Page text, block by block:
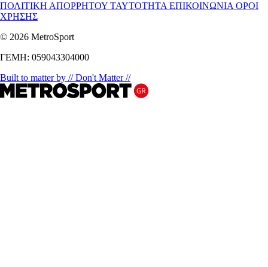
ΠΟΛΙΤΙΚΗ ΑΠΟΡΡΗΤΟΥ ΤΑΥΤΟΤΗΤΑ ΕΠΙΚΟΙΝΩΝΙΑ ΟΡΟΙ
ΧΡΗΣΗΣ
© 2026 MetroSport
ΓΕΜΗ: 059043304000
Built to matter by // Don't Matter //